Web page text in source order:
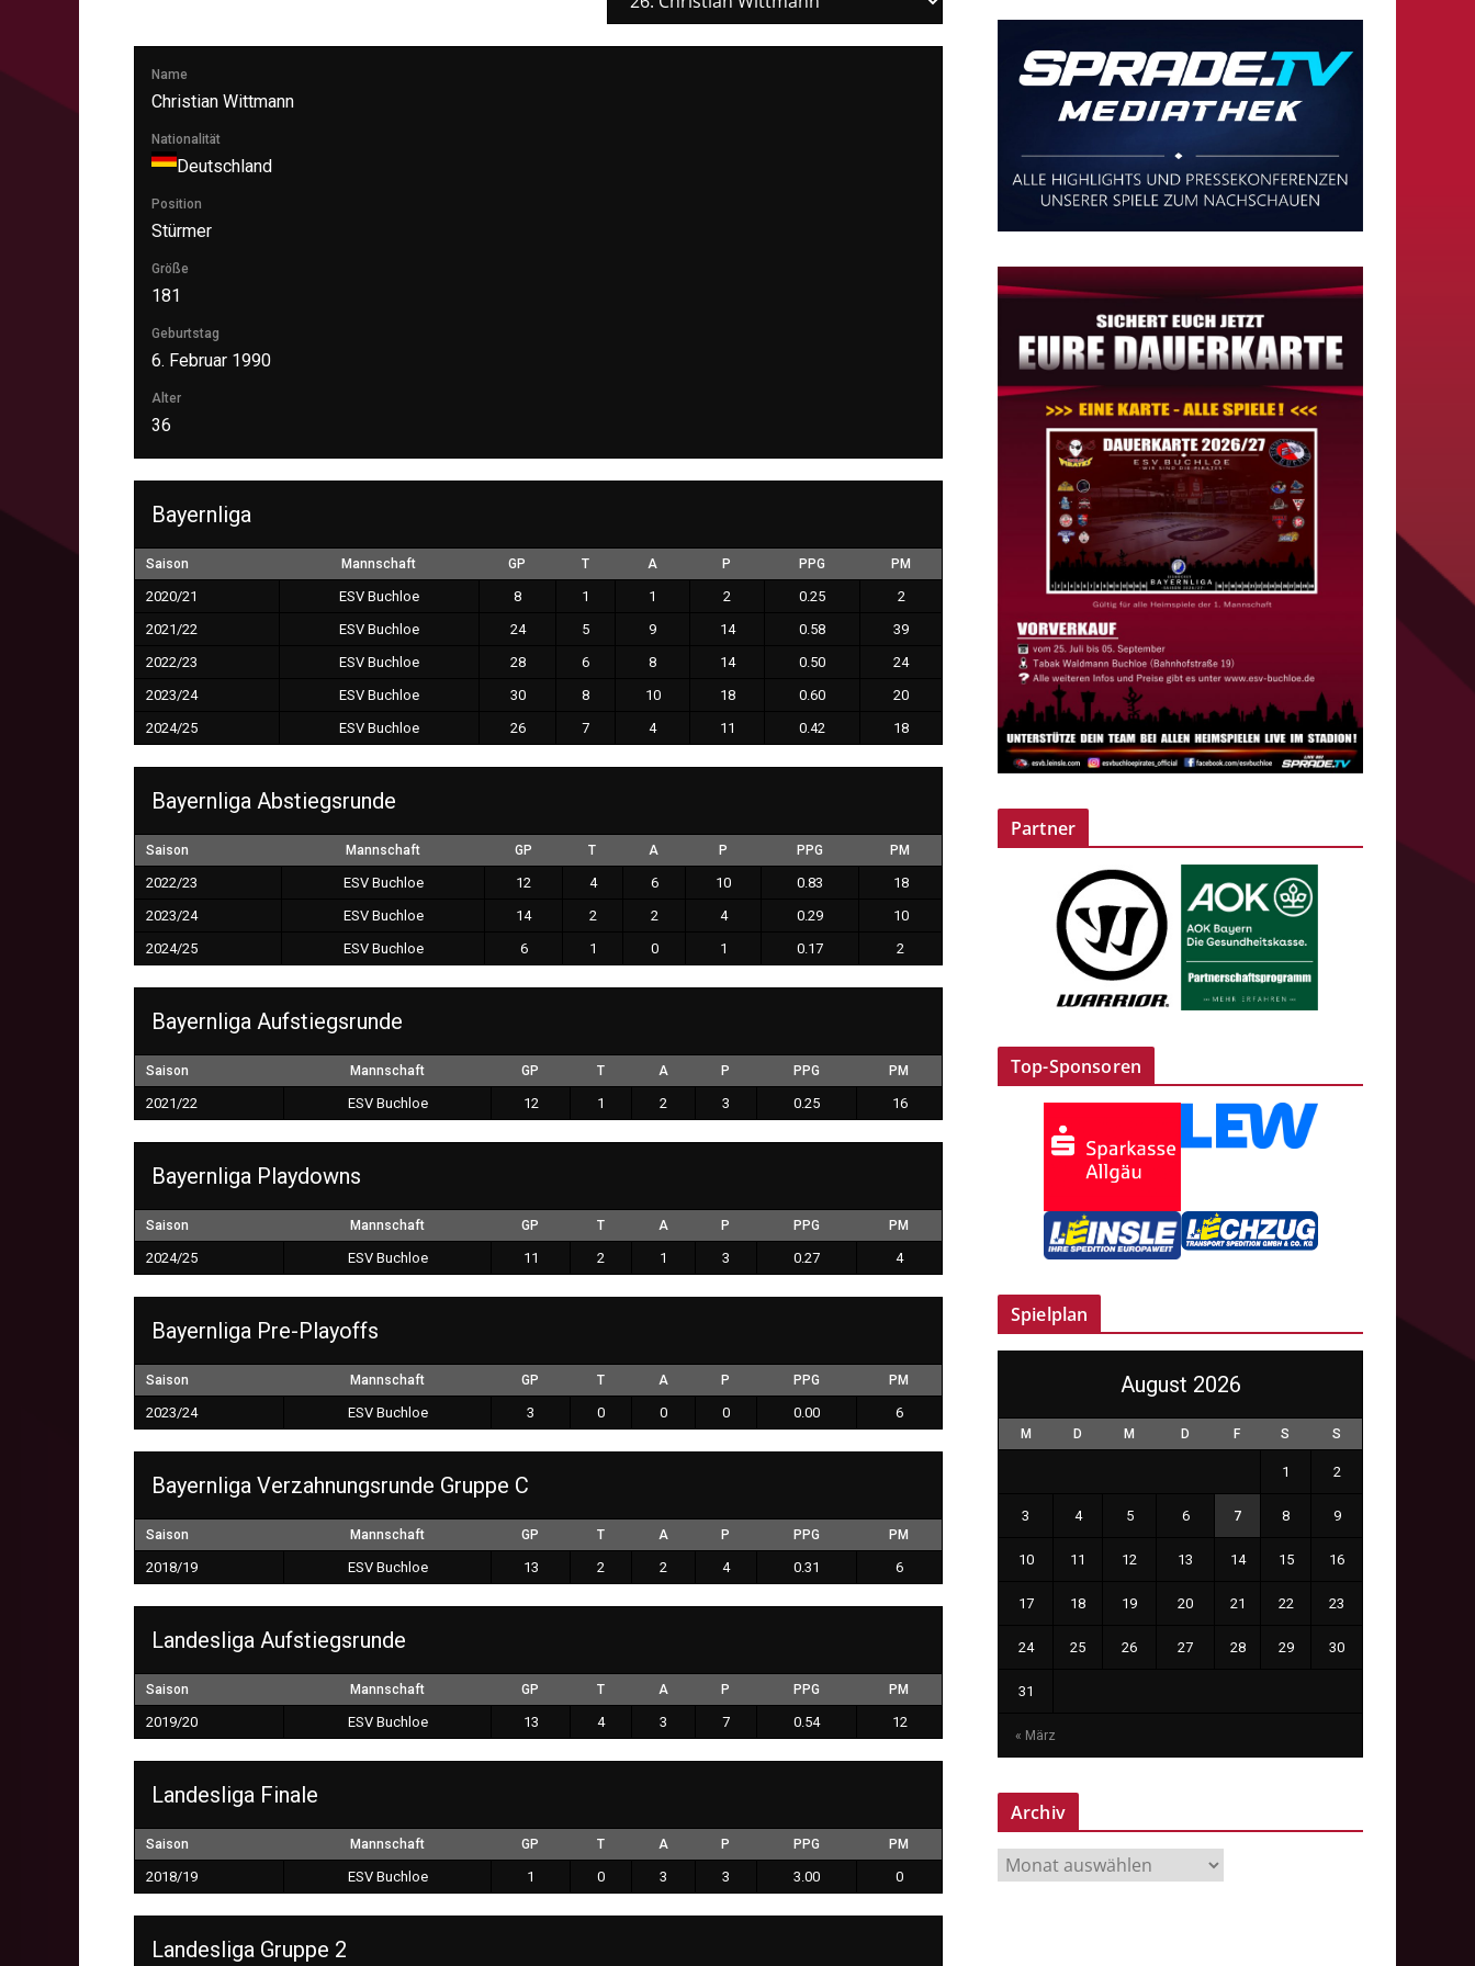
Name
Christian Wittmann
Nationalität
Deutschland
Position
Stürmer
Größe
181
Geburtstag
6. Februar 1990
Alter
36
Bayernliga
Saison Mannschaft GP T A P PPG PM
2020/21 ESV Buchloe 8 1 1 2 0.25
2
2021/22
ESV Buchloe 24 5 9 14 0.58
39
2022/23
ESV Buchloe 28 6 8 14 0.50
24
2023/24
ESV Buchloe 30 8 10 18 0.60
20
2024/25
ESV Buchloe 26 7 4 11 0.42 18
Bayernliga Abstiegsrunde
Saison Mannschaft GP T A P PPG PM
2022/23 ESV Buchloe 12 4 6 10 0.83
18
2023/24
ESV Buchloe 14 2 2 4 0.29
10
2024/25
ESV Buchloe 6 1 0 1 0.17 2
Bayernliga Aufstiegsrunde
Saison Mannschaft GP T A P PPG PM
2021/22 ESV Buchloe 12 1 2 3 0.25 16
Bayernliga Playdowns
Saison Mannschaft GP T A P PPG PM
2024/25 ESV Buchloe 11 2 1 3 0.27 4
Bayernliga Pre-Playoffs
Saison Mannschaft GP T A P PPG PM
2023/24 ESV Buchloe 3 0 0 0 0.00 6
Bayernliga Verzahnungsrunde Gruppe C
Saison Mannschaft GP T A P PPG PM
2018/19 ESV Buchloe 13 2 2 4 0.31 6
Landesliga Aufstiegsrunde
Saison Mannschaft GP T A P PPG PM
2019/20 ESV Buchloe 13 4 3 7 0.54 12
Landesliga Finale
Saison Mannschaft GP T A P PPG PM
2018/19 ESV Buchloe 1 0 3 3 3.00 0
Landesliga Gruppe 2
Partner
Top-Sponsoren
Spielplan
August 2026
M D M D F S S
« März
1 2
3 4 5 6 7 8 9
10 11 12 13 14 15 16
17 18 19 20 21 22 23
24 25 26 27 28 29 30
31
Archiv